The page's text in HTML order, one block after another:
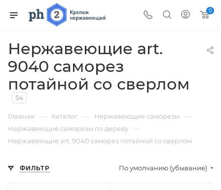
0
Нержавеющие art.
9040 саморез
потайной со сверлом
54
Главная — Каталог — Нержавеющие саморезы —
Нержавеющие саморезы по дереву —
Нержавеющие art. 9040 саморез потайной со сверлом
ФИЛЬТР По умолчанию (убывание)